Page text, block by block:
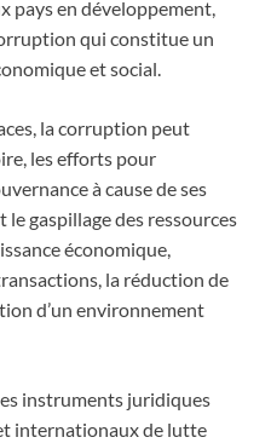
pays en développement,
qui constitue un
et social.
la corruption peut
les efforts pour
à cause de ses
gaspillage des ressources
économique,
la réduction de
d’un environnement
instruments juridiques
internationaux de lutte